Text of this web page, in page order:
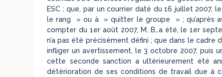
ESC ; que, par un courrier daté du 16 juillet 2007,
le rang » ou à » quitter le groupe » ; qu’après
compter du 1er août 2007, M. B…a été, le 1er
n’a pas été précisément défini ; que dans le cadre
infliger un avertissement, le 3 octobre 2007, puis
cette seconde sanction a ultérieurement été
détérioration de ses conditions de travail due à